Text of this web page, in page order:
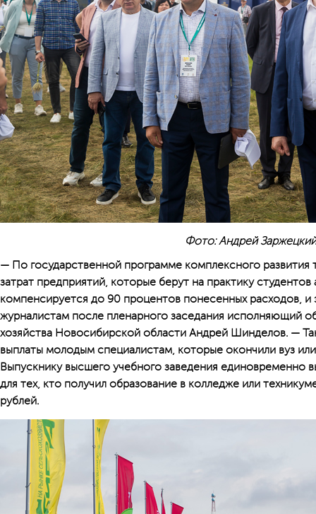
Фото: Андрей Заржецкий
— По государственной программе комплексного развития
затрат предприятий, которые берут на практику
компенсируется до 90 процентов понесенных расходов,
журналистам после пленарного заседания исполняющий
хозяйства Новосибирской области Андрей Шинделов. —
выплаты молодым специалистам, которые окончили вуз
Выпускнику высшего учебного заведения единовременно
для тех, кто получил образование в колледже или
рублей.